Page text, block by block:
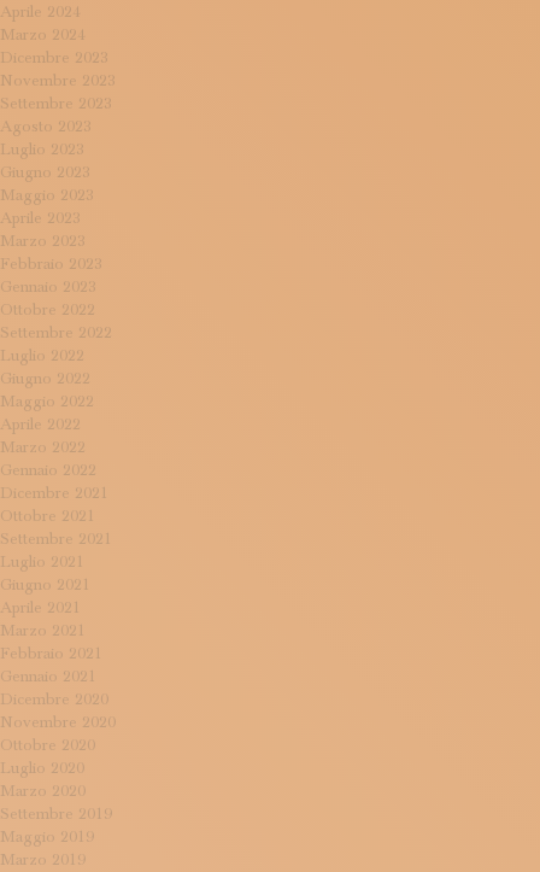
Aprile 2024
Marzo 2024
Dicembre 2023
Novembre 2023
Settembre 2023
Agosto 2023
Luglio 2023
Giugno 2023
Maggio 2023
Aprile 2023
Marzo 2023
Febbraio 2023
Gennaio 2023
Ottobre 2022
Settembre 2022
Luglio 2022
Giugno 2022
Maggio 2022
Aprile 2022
Marzo 2022
Gennaio 2022
Dicembre 2021
Ottobre 2021
Settembre 2021
Luglio 2021
Giugno 2021
Aprile 2021
Marzo 2021
Febbraio 2021
Gennaio 2021
Dicembre 2020
Novembre 2020
Ottobre 2020
Luglio 2020
Marzo 2020
Settembre 2019
Maggio 2019
Marzo 2019